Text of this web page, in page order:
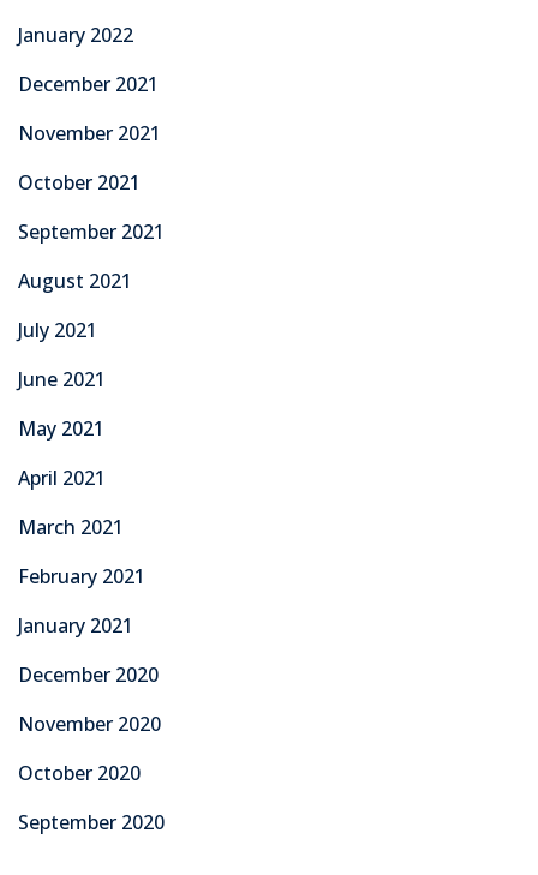
January 2022
December 2021
November 2021
October 2021
September 2021
August 2021
July 2021
June 2021
May 2021
April 2021
March 2021
February 2021
January 2021
December 2020
November 2020
October 2020
September 2020